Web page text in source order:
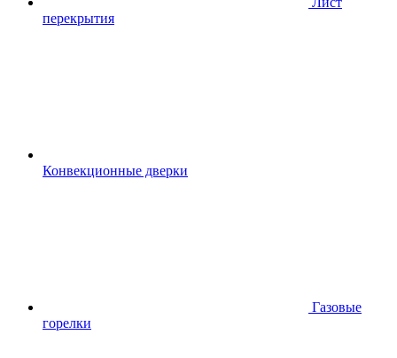
перекрытия
Конвекционные дверки
Газовые
горелки